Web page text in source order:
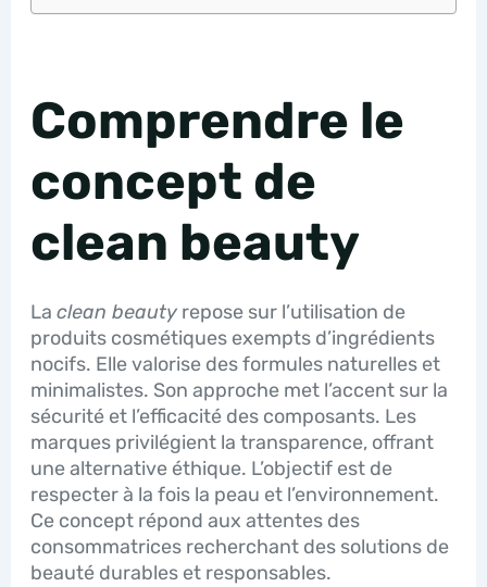
Comprendre le
concept de
clean beauty
La clean beautyrepose sur l’utilisation de
produits cosmétiques exempts d’ingrédients
nocifs. Elle valorise des formules naturelles et
minimalistes. Son approche met l’accent sur la
sécurité et l’efficacité des composants. Les
marques privilégient la transparence, offrant
une alternative éthique. L’objectif est de
respecter à la fois la peau et l’environnement.
Ce concept répond aux attentes des
consommatrices recherchant des solutions de
beauté durables et responsables.